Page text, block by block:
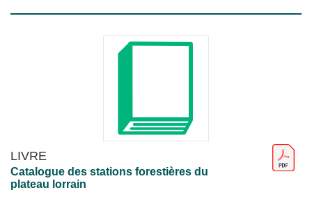
LIVRE
Catalogue des stations forestières du
plateau lorrain